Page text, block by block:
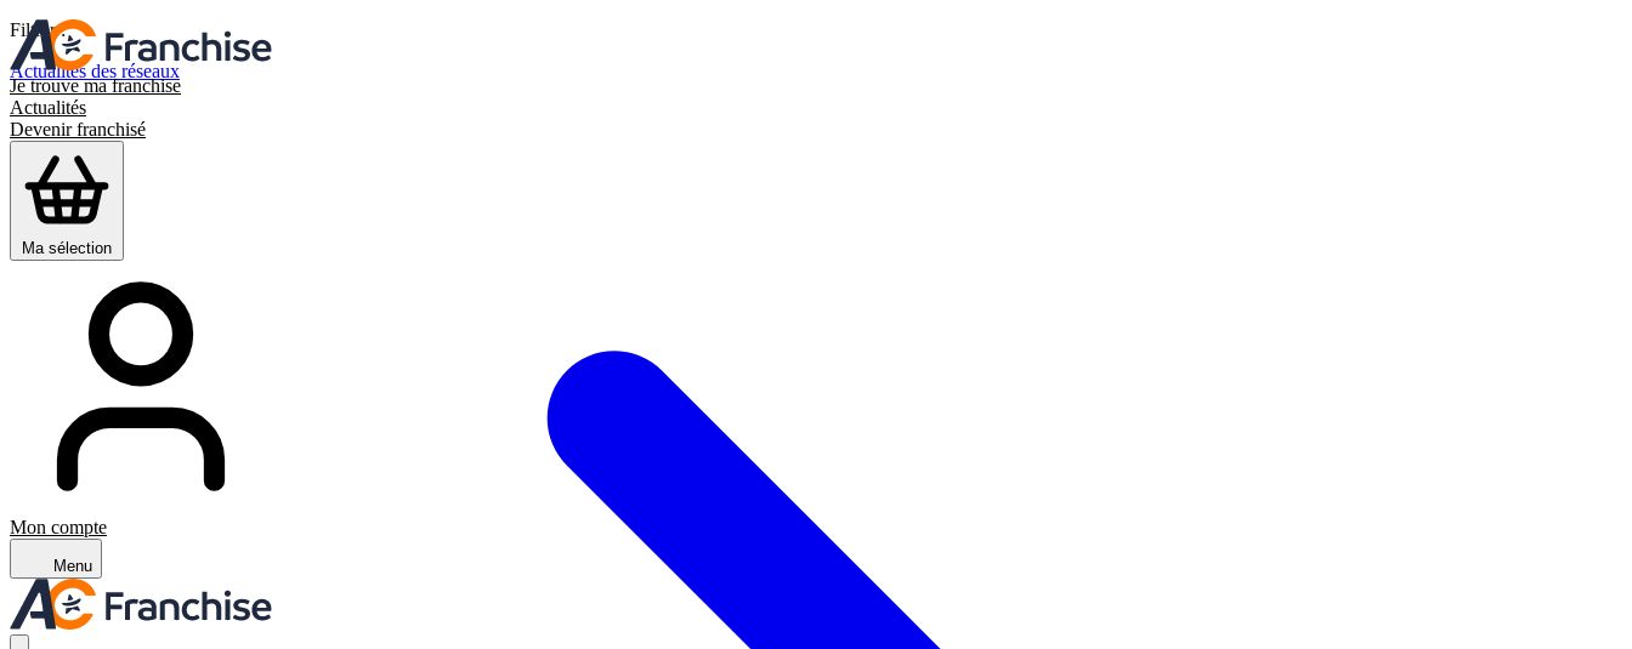
Je trouve ma franchise
Actualités
Devenir franchisé
Ma sélection
Mon compte
Menu
Filtrer :
Actualités des réseaux